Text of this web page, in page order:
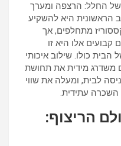
של החלל: הרצפה ומערך
הראשונית היא להשקיע
מתחלפים, אך
קבועים אלו היא זו
כולו. שילוב איכותי
משדרג מידית את תחושת
לבית, ומעלה את שווי
השכרה עתידית.
הריצוף: